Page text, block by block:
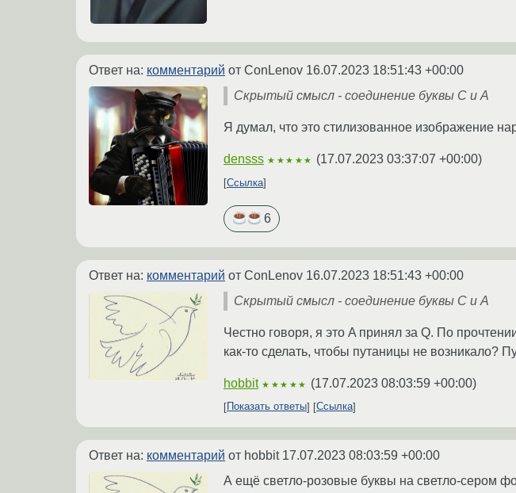
Ответ на: комментарий от ConLenov 16.07.2023 18:51:43 +00:00
Скрытый смысл - соединение буквы C и A
Я думал, что это стилизованное изображение
densss ★★★★★ (17.07.2023 03:37:07 +00:00)
Ссылка
6
Ответ на: комментарий от ConLenov 16.07.2023 18:51:43 +00:00
Скрытый смысл - соединение буквы C и A
Честно говоря, я это A принял за Q. По
как-то сделать, чтобы путаницы не возникало?
hobbit ★★★★★ (17.07.2023 08:03:59 +00:00)
Показать ответы Ссылка
Ответ на: комментарий от hobbit 17.07.2023 08:03:59 +00:00
А ещё светло-розовые буквы на светло-сером